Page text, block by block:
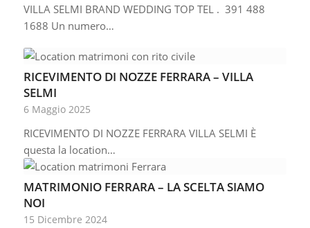
VILLA SELMI BRAND WEDDING TOP TEL . 391 488
1688 Un numero…
RICEVIMENTO DI NOZZE FERRARA – VILLA
SELMI
6 Maggio 2025
RICEVIMENTO DI NOZZE FERRARA VILLA SELMI È
questa la location…
MATRIMONIO FERRARA – LA SCELTA SIAMO
NOI
15 Dicembre 2024